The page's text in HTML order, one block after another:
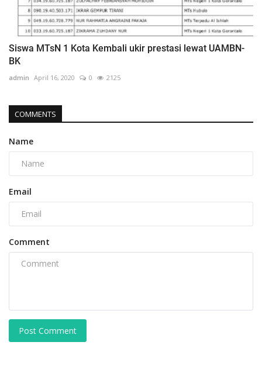
Siswa MTsN 1 Kota Kembali ukir prestasi lewat UAMBN-
BK
admin April 16, 2020 0 2125
COMMENTS
Name
Email
Comment
Post Comment